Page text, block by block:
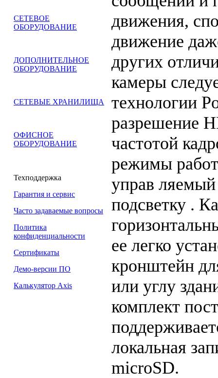
СЕТЕВОЕ
ОБОРУДОВАНИЕ
ДОПОЛНИТЕЛЬНОЕ
ОБОРУДОВАНИЕ
СЕТЕВЫЕ ХРАНИЛИЩА
ОФИСНОЕ
ОБОРУДОВАНИЕ
Техподдержка
Гарантия и сервис
Часто задаваемые вопросы
Политика
конфиденциальности
Сертификаты
Демо-версии ПО
Калькулятор Axis
движения,
движение
других
камеры
технологии
разрешение
частотой
режимы
управ
подсветку .
ее легко
кронштейн
или углу
комплект
локальная
microSD.